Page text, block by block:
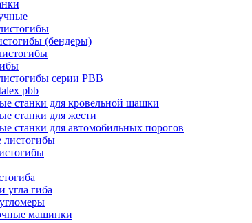
(бендеры)
серии PBB
pbb
станки для кровельной шашки
станки для жести
станки для автомобильных порогов
листогибы
угла гиба
машинки